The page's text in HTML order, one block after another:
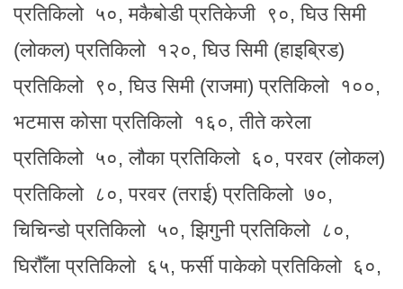
प्रतिकिलो ५०, मकैबोडी प्रतिकेजी ९०, घिउ सिमी
(लोकल) प्रतिकिलो १२०, घिउ सिमी (हाइब्रिड)
प्रतिकिलो ९०, घिउ सिमी (राजमा) प्रतिकिलो १००,
भटमास कोसा प्रतिकिलो १६०, तीते करेला
प्रतिकिलो ५०, लौका प्रतिकिलो ६०, परवर (लोकल)
प्रतिकिलो ८०, परवर (तराई) प्रतिकिलो ७०,
चिचिन्डो प्रतिकिलो ५०, झिगुनी प्रतिकिलो ८०,
घिरौँला प्रतिकिलो ६५, फर्सी पाकेको प्रतिकिलो ६०,